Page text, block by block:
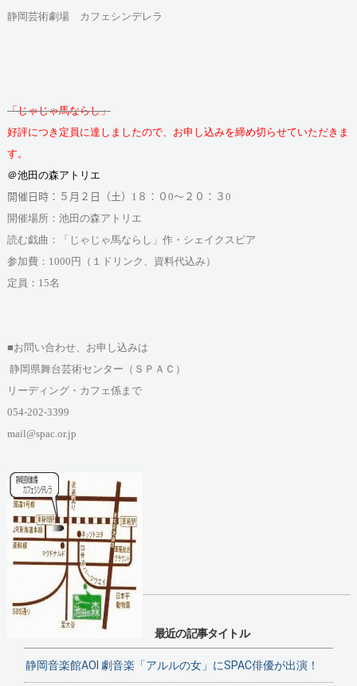
静岡芸術劇場 カフェシンデレラ
「じゃじゃ馬ならし」
好評につき定員に達しましたので、お申し込みを締め切らせていただきま
す。
＠池田の森アトリエ
開催日時：５月２日（土） 1 ８：０ 0～２０：３ 0
開催場所：池田の森アトリエ
読む戯曲：「じゃじゃ馬ならし」作・シェイクスピア
参加費： 1000 円（１ドリンク、資料代込み）
定員： 15名
■お問い合わせ、お申し込みは
静岡県舞台芸術センター （ＳＰＡＣ）
リーディング・カフェ係まで
054-202-3399
mail@spac.or.jp
最近の記事タイトル
静岡音楽館AOI 劇音楽「アルルの女」にSPAC俳優が出演！